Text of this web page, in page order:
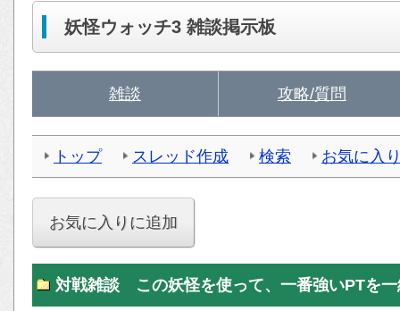
妖怪ウォッチ3 雑談掲示板
雑談 攻略/質問
トップ スレッド作成 検索 お気に入
対戦雑談 この妖怪を使って、一番強いPTを一